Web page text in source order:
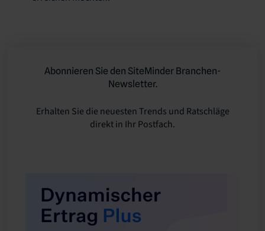
Abonnieren Sie den SiteMinder Branchen-
Newsletter.
Erhalten Sie die neuesten Trends und Ratschläge
direkt in Ihr Postfach.